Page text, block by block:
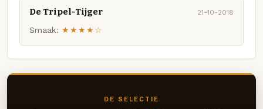
De Tripel-Tijger 21-10-2018
Smaak: ★★★★☆
DE SELECTIE